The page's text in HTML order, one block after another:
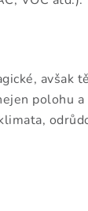
avšak
polohu